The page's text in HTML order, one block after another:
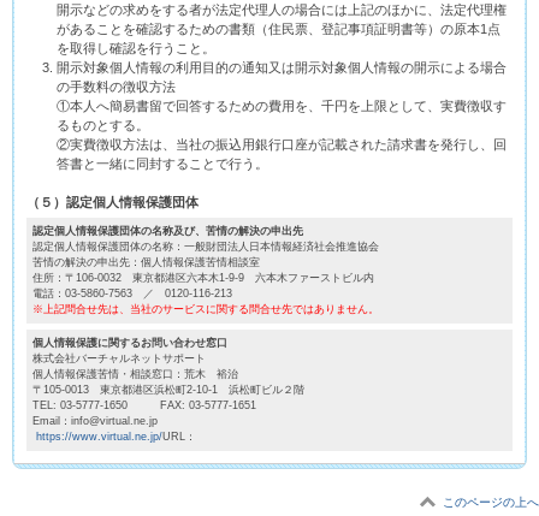
開示などの求めをする者が法定代理人の場合には上記のほかに、法定代理権
があることを確認するための書類（住民票、登記事項証明書等）の原本1点
を取得し確認を行うこと。
開示対象個人情報の利用目的の通知又は開示対象個人情報の開示による場合
の手数料の徴収方法
①本人へ簡易書留で回答するための費用を、千円を上限として、実費徴収す
るものとする。
②実費徴収方法は、当社の振込用銀行口座が記載された請求書を発行し、回
答書と一緒に同封することで行う。
（５）認定個人情報保護団体
認定個人情報保護団体の名称及び、苦情の解決の申出先
認定個人情報保護団体の名称：一般財団法人日本情報経済社会推進協会
苦情の解決の申出先：個人情報保護苦情相談室
住所：〒106-0032 東京都港区六本木1-9-9 六本木ファーストビル内
電話：03-5860-7563 ／ 0120-116-213
※上記問合せ先は、当社のサービスに関する問合せ先ではありません。
個人情報保護に関するお問い合わせ窓口
株式会社バーチャルネットサポート
個人情報保護苦情・相談窓口：荒木 裕治
〒105-0013 東京都港区浜松町2-10-1 浜松町ビル２階
TEL: 03-5777-1650 FAX: 03-5777-1651
Email：info@virtual.ne.jp
URL：
https://www.virtual.ne.jp/
このページの上へ